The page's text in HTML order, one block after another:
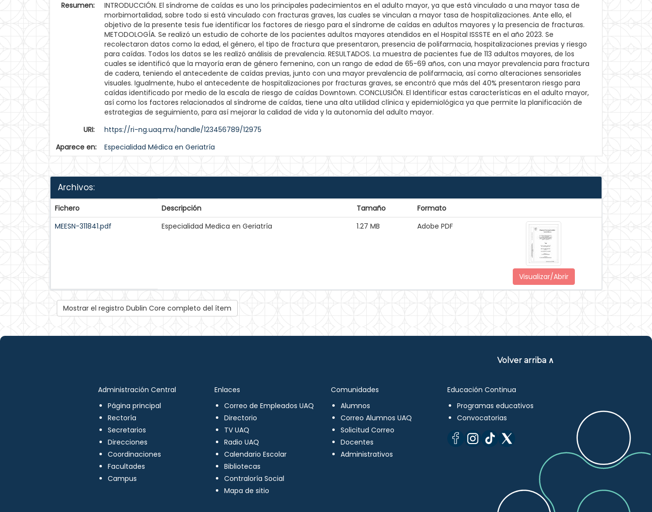
Resumen:
INTRODUCCIÓN. El síndrome de caídas es uno los principales padecimientos en el adulto mayor, ya que está vinculado a una mayor tasa de
morbimortalidad, sobre todo si está vinculado con fracturas graves, las cuales se vinculan a mayor tasa de hospitalizaciones. Ante ello, el
objetivo de la presente tesis fue identificar los factores de riesgo para el síndrome de caídas en adultos mayores y la presencia de fracturas.
METODOLOGÍA. Se realizó un estudio de cohorte de los pacientes adultos mayores atendidos en el Hospital ISSSTE en el año 2023. Se
recolectaron datos como la edad, el género, el tipo de fractura que presentaron, presencia de polifarmacia, hospitalizaciones previas y riesgo
para caídas. Todos los datos se les realizó análisis de prevalencia. RESULTADOS. La muestra de pacientes fue de 113 adultos mayores, de los
cuales se identificó que la mayoría eran de género femenino, con un rango de edad de 65-69 años, con una mayor prevalencia para fractura
de cadera, teniendo el antecedente de caídas previas, junto con una mayor prevalencia de polifarmacia, así como alteraciones sensoriales
visuales. Igualmente, hubo el antecedente de hospitalizaciones por fracturas graves, se encontró que más del 40% presentaron riesgo para
caídas identificado por medio de la escala de riesgo de caídas Downtown. CONCLUSIÓN. El Identificar estas características en el adulto mayor,
así como los factores relacionados al síndrome de caídas, tiene una alta utilidad clínica y epidemiológica ya que permite la planificación de
estrategias de seguimiento, para así mejorar la calidad de vida y la autonomía del adulto mayor.
URI:
https://ri-ng.uaq.mx/handle/123456789/12975
Aparece en:
Especialidad Médica en Geriatría
Archivos:
Fichero Descripción Tamaño
Formato
MEESN-311841.pdf
Especialidad Medica en Geriatría 1.27 MB Adobe PDF
Visualizar/Abrir
Mostrar el registro Dublin Core completo del ítem
Volver arriba ∧
Administración Central
Página principal
Rectoría
Secretarios
Direcciones
Coordinaciones
Facultades
Campus
Enlaces
Correo de Empleados UAQ
Directorio
TV UAQ
Radio UAQ
Calendario Escolar
Bibliotecas
Contraloría Social
Mapa de sitio
Comunidades
Alumnos
Correo Alumnos UAQ
Solicitud Correo
Docentes
Administrativos
Educación Continua
Programas educativos
Convocatorias